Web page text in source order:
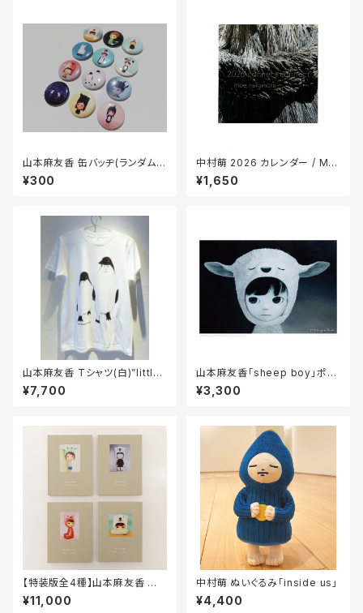
山本麻友香 缶バッヂ(ランダム,
全12種)/Mayuka Yamamoto
Can Badge（random,12typ
¥300
中村萌 2026 カレンダー / Mo
e Nakamura Calendar 202
6
¥1,650
山本麻友香 Tシャツ(白)”little
penguin brothers"/Mayuka
Yamamoto original T-shirt
¥7,700
山本麻友香「sheep boy」ポス
ター / Mayuka Yamamoto P
oster - sheep boy -
¥3,300
【特装版全4種】山本麻友香 作
品集「PAINTINGS」/ Mayuka
Yamamoto 「PAINTINGS」
¥11,000
中村萌 ぬいぐるみ「inside us」
¥4,400